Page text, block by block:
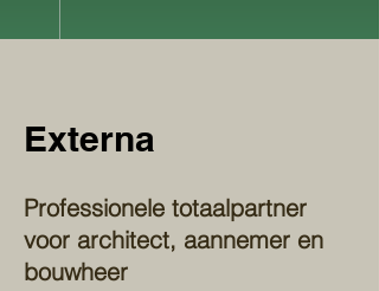
Externa
Professionele totaalpartner
voor architect, aannemer en
bouwheer